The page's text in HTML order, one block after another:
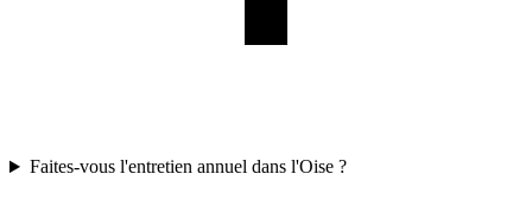
Faites-vous l'entretien annuel dans l'Oise ?